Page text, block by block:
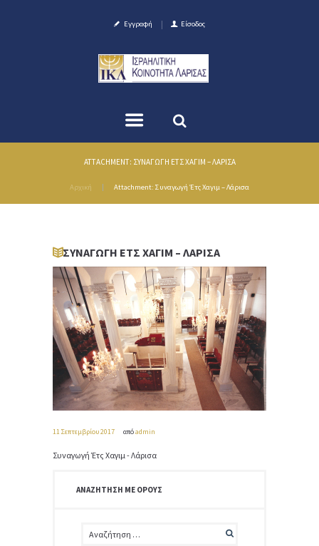
Εγγραφή Είσοδος
ATTACHMENT: ΣΥΝΑΓΩΓΉ ΈΤΣ ΧΑΓΙΜ – ΛΆΡΙΣΑ
Αρχική Attachment: Συναγωγή Έτς Χαγιμ – Λάρισα
ΣΥΝΑΓΩΓΉ ΈΤΣ ΧΑΓΙΜ – ΛΆΡΙΣΑ
11 Σεπτεμβρίου 2017 απόadmin
Συναγωγή Έτς Χαγιμ - Λάρισα
ΑΝΑΖΉΤΗΣΗ ΜΕ ΌΡΟΥΣ